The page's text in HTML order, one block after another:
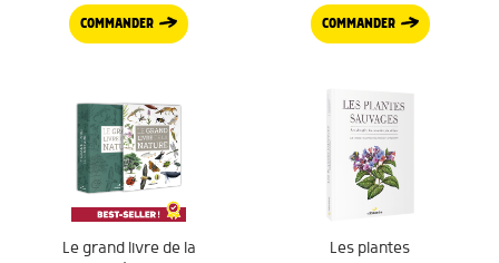
COMMANDER COMMANDER
Le grand livre de la
Les plantes